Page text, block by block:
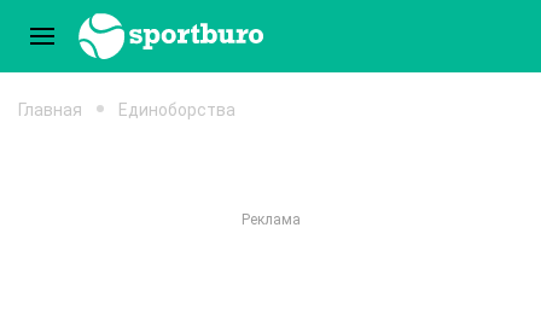
Главная Единоборства